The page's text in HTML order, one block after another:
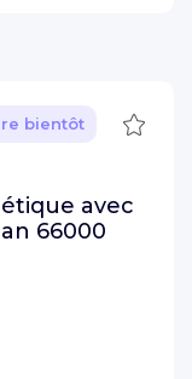
bientôt
avec
66000